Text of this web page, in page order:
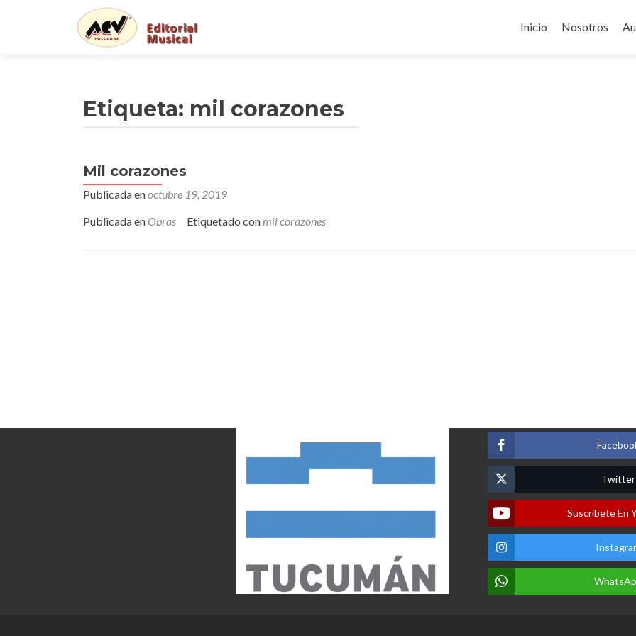
al
Inicio Nosotros
Etiqueta: mil corazones
Mil corazones
Publicada enoctubre 19, 2019
Publicada en Obras Etiquetado conmil corazones
Twitter
Suscribete En